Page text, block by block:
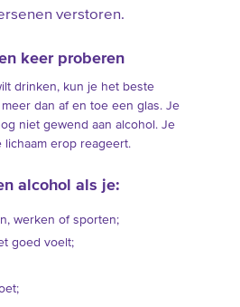
verstoren.
keer proberen
drinken, kun je het beste
dan af en toe een glas. Je
niet gewend aan alcohol. Je
erop reageert.
alcohol als je:
werken of sporten;
goed voelt;